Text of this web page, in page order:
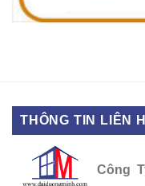
THÔNG TIN LIÊN
Công